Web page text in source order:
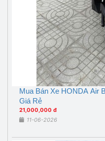
Mua Bán Xe HONDA Air
Giá Rẻ
21,000,000 đ
11-06-2026